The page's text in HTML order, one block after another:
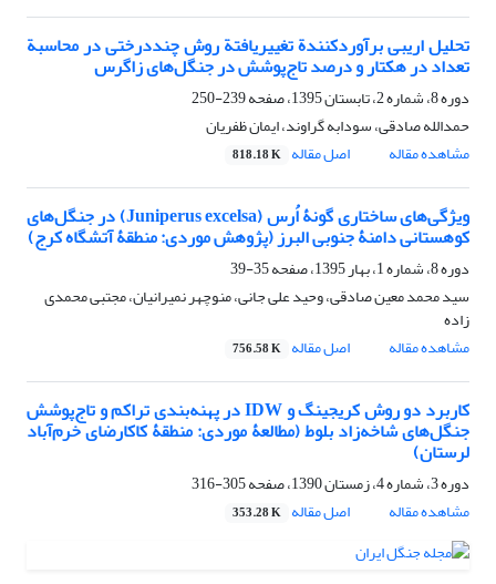
تحلیل اریبی برآوردکنندة تغییریافتة روش چنددرختی در محاسبة
تعداد در هکتار و درصد تاج‌پوشش در جنگل‌های زاگرس
دوره 8، شماره 2، تابستان 1395، صفحه
239-250
حمدالله صادقی، سودابه گراوند، ایمان ظفریان
مشاهده مقاله
اصل مقاله 818.18 K
ویژگی‌های ساختاری گونۀ اُرس (Juniperus excelsa) در جنگل‌های
کوهستانی دامنۀ جنوبی البرز (پژوهش موردی: منطقۀ آتشگاه کرج)
دوره 8، شماره 1، بهار 1395، صفحه
35-39
سید محمد معین صادقی، وحید علی جانی، منوچهر نمیرانیان، مجتبی محمدی
زاده
مشاهده مقاله
اصل مقاله 756.58 K
کاربرد دو روش کریجینگ و IDW در پهنه‌بندی تراکم و تاج‌پوشش
جنگل‌های شاخه‌زاد بلوط (مطالعۀ موردی: منطقۀ کاکارضای خرم‌آباد
لرستان)
دوره 3، شماره 4، زمستان 1390، صفحه
305-316
مشاهده مقاله
اصل مقاله 353.28 K